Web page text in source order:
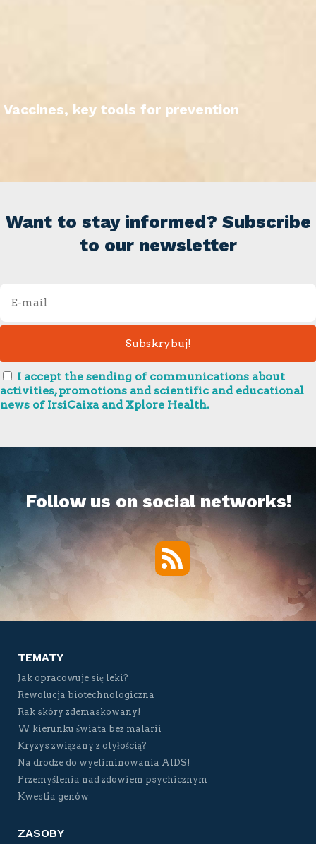
Vaccines, key tools for prevention
Want to stay informed? Subscribe
to our newsletter
I accept the sending of communications about
activities, promotions and scientific and educational
news of IrsiCaixa and Xplore Health.
Follow us on social networks!
RSS
TEMATY
Jak opracowuje się leki?
Rewolucja biotechnologiczna
Rak skóry zdemaskowany!
W kierunku świata bez malarii
Kryzys związany z otyłością?
Na drodze do wyeliminowania AIDS!
Przemyślenia nad zdowiem psychicznym
Kwestia genów
ZASOBY